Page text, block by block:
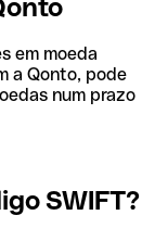
em moeda
a Qonto, pode
num prazo
SWIFT?